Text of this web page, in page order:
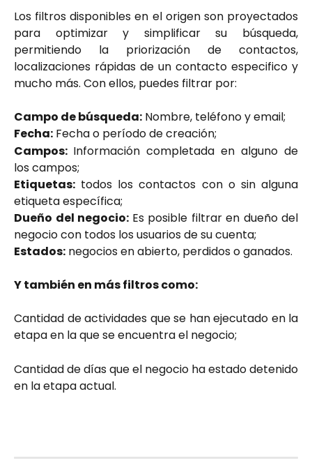
Los filtros disponibles en el origen son proyectados
para optimizar y simplificar su búsqueda,
permitiendo la priorización de contactos,
localizaciones rápidas de un contacto especifico y
mucho más. Con ellos, puedes filtrar por:
Campo de búsqueda: Nombre, teléfono y email;
Fecha: Fecha o período de creación;
Campos: Información completada en alguno de
los campos;
Etiquetas: todos los contactos con o sin alguna
etiqueta específica;
Dueño del negocio: Es posible filtrar en dueño del
negocio con todos los usuarios de su cuenta;
Estados: negocios en abierto, perdidos o ganados.
Y también en más filtros como:
Cantidad de actividades que se han ejecutado en la
etapa en la que se encuentra el negocio;
Cantidad de días que el negocio ha estado detenido
en la etapa actual.